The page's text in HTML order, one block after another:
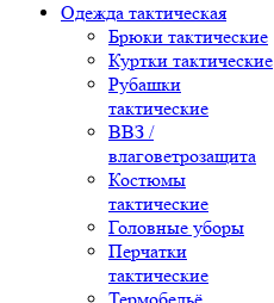
Одежда тактическая
Брюки тактические
Куртки тактические
Рубашки
тактические
ВВЗ /
влаговетрозащита
Костюмы
тактические
Головные уборы
Перчатки
тактические